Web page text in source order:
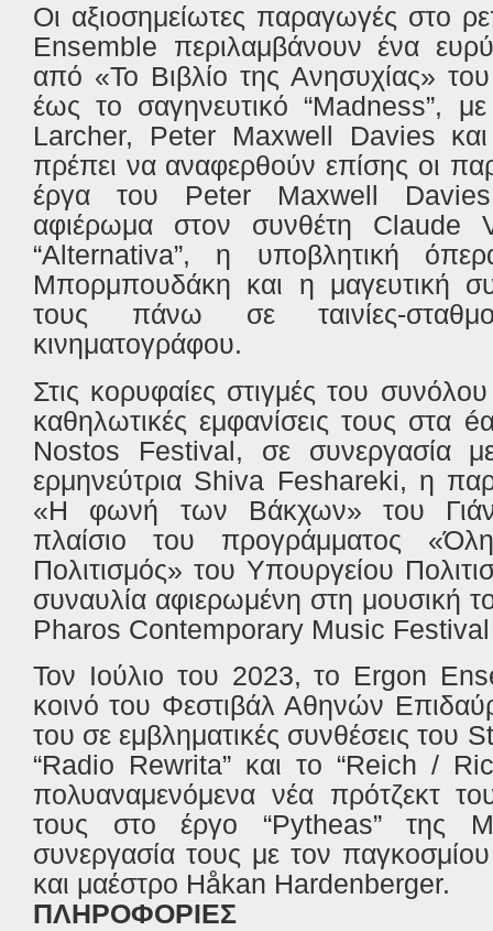
Οι αξιοσημείωτες παραγωγές στο
Ensemble περιλαμβάνουν ένα
από «Το Βιβλίο της Ανησυχίας»
έως το σαγηνευτικό “Madness”,
Larcher, Peter Maxwell Davies
πρέπει να αναφερθούν επίσης οι
έργα του Peter Maxwell Davies,
αφιέρωμα στον συνθέτη Claude
“Alternativa”, η υποβλητική
Μπορμπουδάκη και η μαγευτική
τους πάνω σε ταινίες-
κινηματογράφου.
Στις κορυφαίες στιγμές του
καθηλωτικές εμφανίσεις τους στα
Nostos Festival, σε συνεργασία
ερμηνεύτρια Shiva Feshareki, η
«Η φωνή των Βάκχων» του
πλαίσιο του προγράμματος
Πολιτισμός» του Υπουργείου
συναυλία αφιερωμένη στη μουσική
Pharos Contemporary Music
Τον Ιούλιο του 2023, το Ergon
κοινό του Φεστιβάλ Αθηνών
του σε εμβληματικές συνθέσεις του
“Radio Rewrita” και το “Reich /
πολυαναμενόμενα νέα πρότζεκτ
τους στο έργο “Pytheas” της
συνεργασία τους με τον
και μαέστρο Håkan Hardenberger.
ΠΛΗΡΟΦΟΡΙΕΣ